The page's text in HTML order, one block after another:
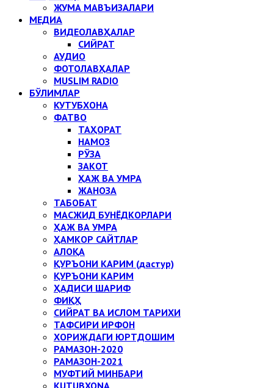
ЖУМА МАВЪИЗАЛАРИ
МЕДИА
ВИДЕОЛАВҲАЛАР
СИЙРАТ
АУДИО
ФОТОЛАВҲАЛАР
MUSLIM RADIO
БЎЛИМЛАР
КУТУБХОНА
ФАТВО
ТАҲОРАТ
НАМОЗ
РЎЗА
ЗАКОТ
ҲАЖ ВА УМРА
ЖАНОЗА
ТАБОБАТ
МАСЖИД БУНЁДКОРЛАРИ
ҲАЖ ВА УМРА
ҲАМКОР САЙТЛАР
АЛОҚА
ҚУРЪОНИ КАРИМ (дастур)
ҚУРЪОНИ КАРИМ
ҲАДИСИ ШАРИФ
ФИҚҲ
СИЙРАТ ВА ИСЛОМ ТАРИХИ
ТАФСИРИ ИРФОН
ХОРИЖДАГИ ЮРТДОШИМ
РАМАЗОН-2020
РАМАЗОН-2021
МУФТИЙ МИНБАРИ
KUTUBXONA